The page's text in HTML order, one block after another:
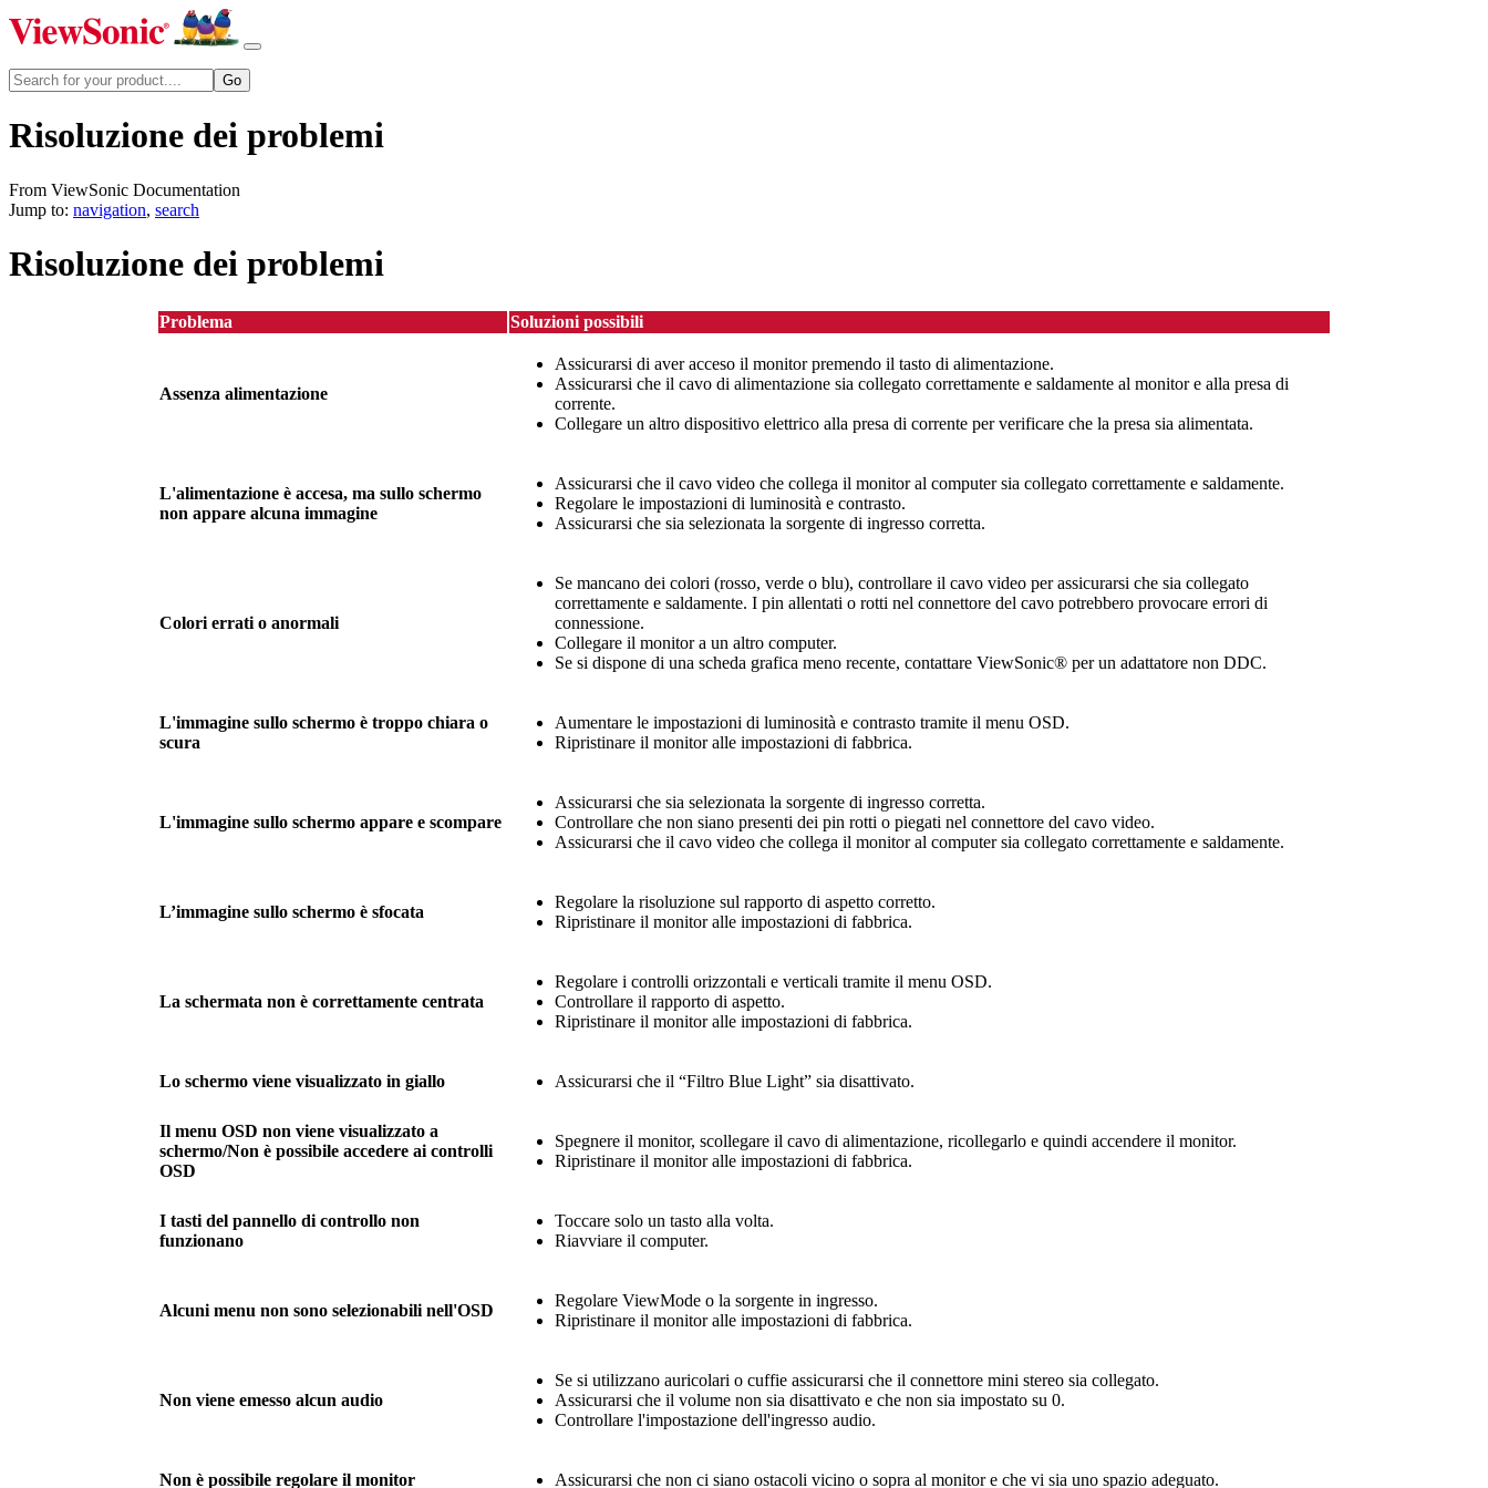
Risoluzione dei problemi
From ViewSonic Documentation
Jump to: navigation, search
Risoluzione dei problemi
Problema Soluzioni possibili
Assenza alimentazione
Assicurarsi di aver acceso il monitor premendo il tasto di alimentazione.
Assicurarsi che il cavo di alimentazione sia collegato correttamente e saldamente al monitor e alla presa di
corrente.
Collegare un altro dispositivo elettrico alla presa di corrente per verificare che la presa sia alimentata.
L'alimentazione è accesa, ma sullo schermo
non appare alcuna immagine
Assicurarsi che il cavo video che collega il monitor al computer sia collegato correttamente e saldamente.
Regolare le impostazioni di luminosità e contrasto.
Assicurarsi che sia selezionata la sorgente di ingresso corretta.
Colori errati o anormali
Se mancano dei colori (rosso, verde o blu), controllare il cavo video per assicurarsi che sia collegato
correttamente e saldamente. I pin allentati o rotti nel connettore del cavo potrebbero provocare errori di
connessione.
Collegare il monitor a un altro computer.
Se si dispone di una scheda grafica meno recente, contattare ViewSonic® per un adattatore non DDC.
L'immagine sullo schermo è troppo chiara o
scura
Aumentare le impostazioni di luminosità e contrasto tramite il menu OSD.
Ripristinare il monitor alle impostazioni di fabbrica.
L'immagine sullo schermo appare e scompare
Assicurarsi che sia selezionata la sorgente di ingresso corretta.
Controllare che non siano presenti dei pin rotti o piegati nel connettore del cavo video.
Assicurarsi che il cavo video che collega il monitor al computer sia collegato correttamente e saldamente.
L’immagine sullo schermo è sfocata
Regolare la risoluzione sul rapporto di aspetto corretto.
Ripristinare il monitor alle impostazioni di fabbrica.
La schermata non è correttamente centrata
Regolare i controlli orizzontali e verticali tramite il menu OSD.
Controllare il rapporto di aspetto.
Ripristinare il monitor alle impostazioni di fabbrica.
Lo schermo viene visualizzato in giallo Assicurarsi che il “Filtro Blue Light” sia disattivato.
Il menu OSD non viene visualizzato a
schermo/Non è possibile accedere ai controlli
OSD
Spegnere il monitor, scollegare il cavo di alimentazione, ricollegarlo e quindi accendere il monitor.
Ripristinare il monitor alle impostazioni di fabbrica.
I tasti del pannello di controllo non
funzionano
Toccare solo un tasto alla volta.
Riavviare il computer.
Alcuni menu non sono selezionabili nell'OSD
Regolare ViewMode o la sorgente in ingresso.
Ripristinare il monitor alle impostazioni di fabbrica.
Non viene emesso alcun audio
Se si utilizzano auricolari o cuffie assicurarsi che il connettore mini stereo sia collegato.
Assicurarsi che il volume non sia disattivato e che non sia impostato su 0.
Controllare l'impostazione dell'ingresso audio.
Non è possibile regolare il monitor Assicurarsi che non ci siano ostacoli vicino o sopra al monitor e che vi sia uno spazio adeguato.